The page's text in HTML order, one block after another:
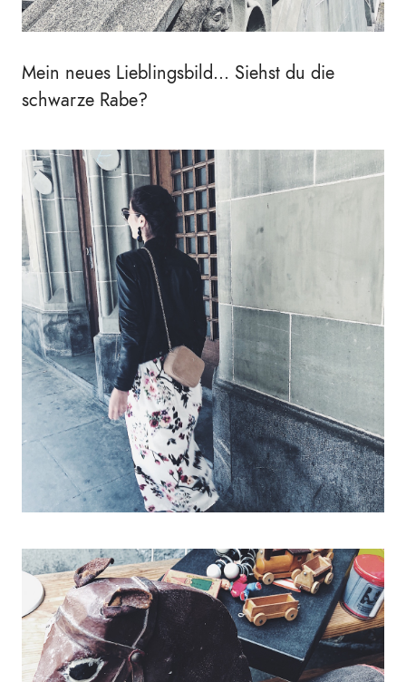
Mein neues Lieblingsbild... Siehst du die
schwarze Rabe?